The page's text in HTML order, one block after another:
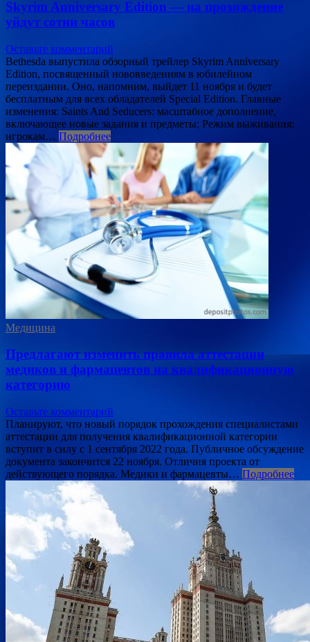
Skyrim Anniversary Edition — на прохождение
уйдут сотни часов
Оставьте комментарий
Bethesda выпустила обзорный трейлер Skyrim Anniversary
Edition, посвященный нововведениям в юбилейном
переиздании. Оно, напомним, выйдет 11 ноября и будет
бесплатным для всех обладателей Special Edition. Главные
изменения: Saints And Seducers: масштабное дополнение,
включающее новые задания и предметы; Режим выживания:
игрокам… Подробнее
Медицина
Предлагают изменить правила аттестации
медиков и фармацевтов на квалификационную
категорию
Оставьте комментарий
Планируют, что новый порядок прохождения специалистами
аттестации для получения квалификационной категории
вступит в силу с 1 сентября 2022 года. Публичное обсуждение
документа закончится 22 ноября. Отличия проекта от
действующего порядка. Медики и фармацевты… Подробнее